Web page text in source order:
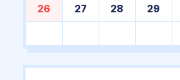
26 27 28 29